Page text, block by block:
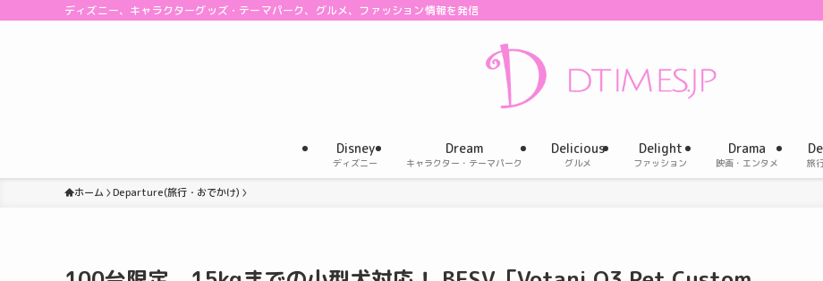
ディズニー、キャラクターグッズ・テーマパーク、グルメ、ファッション情報を発信
Disney
ディズニー
Dream
キャラクター・テーマパーク
Delicious
グルメ
Delight
ファッション
Drama
映画・エンタメ 旅
ホーム Departure(旅行・おでかけ)